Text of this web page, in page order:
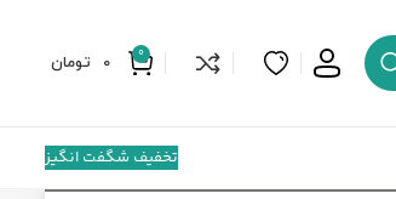
0
0 تومان
تخفیف شگفت انگیز